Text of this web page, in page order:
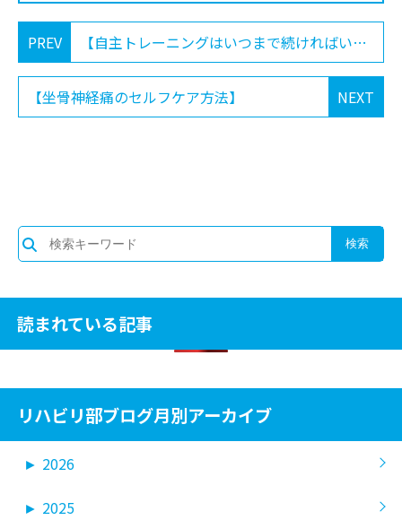
PREV 【自主トレーニングはいつまで続ければいいの？】
NEXT
【坐骨神経痛のセルフケア方法】
読まれている記事
リハビリ部ブログ月別アーカイブ
► 2026
► 2025